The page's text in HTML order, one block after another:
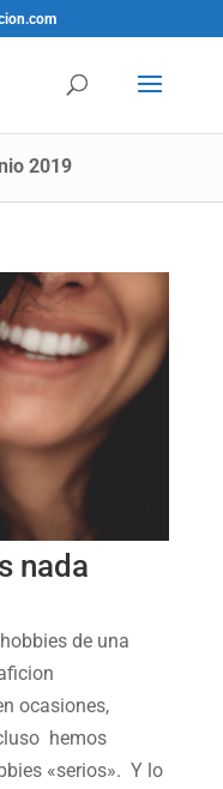
2019
nada
de una
ocasiones,
hemos
«serios». Y lo